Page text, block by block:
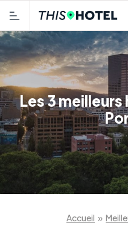
Les 3
Accueil »